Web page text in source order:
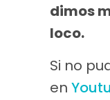
dimos
loco.
Si no
en